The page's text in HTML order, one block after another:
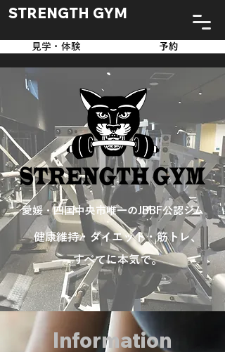
STRENGTH GYM
見学・体験 予約
愛媛・四国中央市唯一のJBBF公認ジム
健康維持・ダイエット・筋トレ、
すべてに本気で。
Information